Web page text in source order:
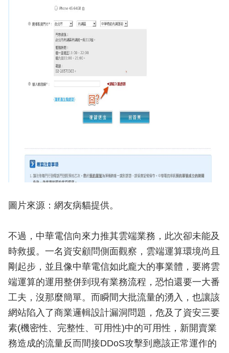
圖片來源：網友病貓提供。
不過，中華電信向來力推其雲端業務，此次卻未能及
時救援。一名資安顧問側面觀察，雲端運算環境尚且
剛起步，並且像中華電信如此龐大的事業體，要將雲
端運算的運用整併到現有業務流程，恐怕還要一大番
工夫，沒那麼簡單。而瞬間大批流量的湧入，也讓該
網站陷入了商業邏輯設計漏洞問題，危及了資安三要
素(機密性、完整性、可用性)中的可用性，新開賣業
務造成的流量反而間接DDoS攻擊到應該正常運作的